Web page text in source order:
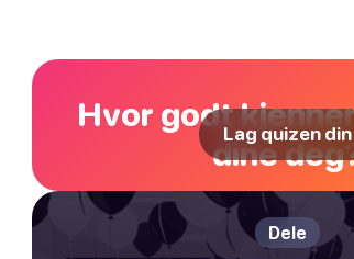
Hvor godt
dine
Lag quizen din
Dele